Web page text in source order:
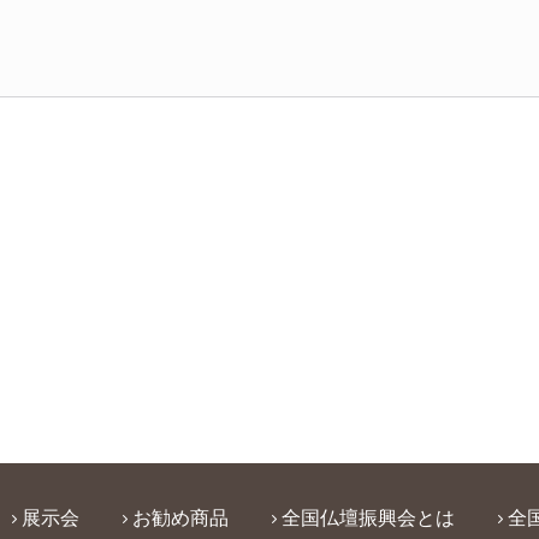
展示会 お勧め商品 全国仏壇振興会とは 全